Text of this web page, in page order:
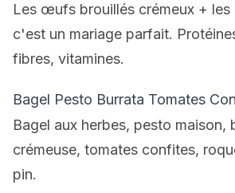
Les œufs brouillés crémeux + les
c'est un mariage parfait.
fibres, vitamines.
Bagel Pesto Burrata Tomates
Bagel aux herbes, pesto maison,
crémeuse, tomates confites,
pin.